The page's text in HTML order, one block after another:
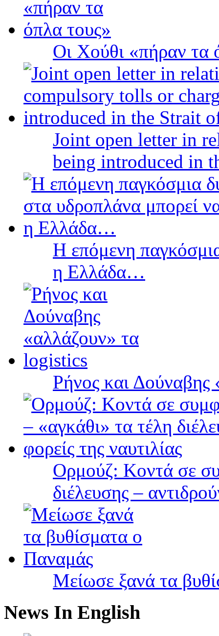
Οι Χούθι «πήραν τα
Joint open letter in
being introduced in
Η επόμενη
η Ελλάδα…
Ρήνος και
Ορμούζ: Κοντά σε
διέλευσης –
Μείωσε ξανά τα
News In English